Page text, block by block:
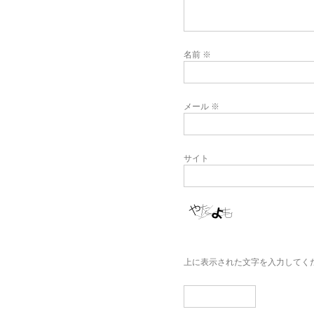
名前 ※
メール ※
サイト
上に表示された文字を入力してく